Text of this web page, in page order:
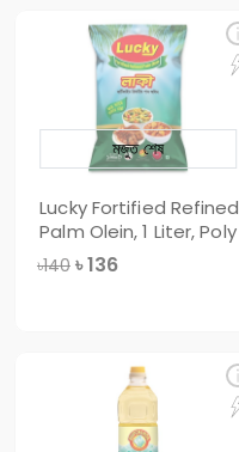
Lucky Fortified Refined
Palm Olein, 1 Liter, Poly
৳140 ৳136
মজুত শেষ